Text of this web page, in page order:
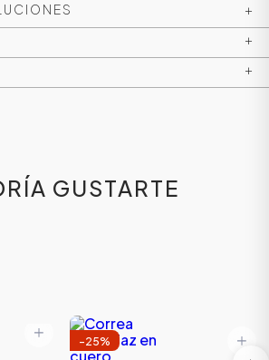
+
+
+
GUSTARTE
-25%